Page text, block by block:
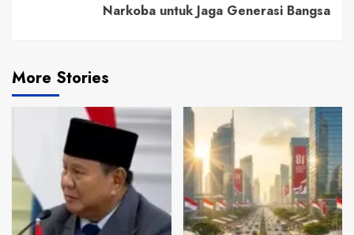
Narkoba untuk Jaga Generasi Bangsa
More Stories